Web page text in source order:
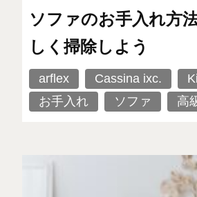
ソファのお手入れ方
しく掃除しよう
arflex Cassina ixc.
お手入れ
ソファ 高